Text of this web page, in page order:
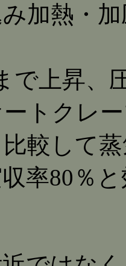
加熱・
で上昇、
トクレ
較して
率80％